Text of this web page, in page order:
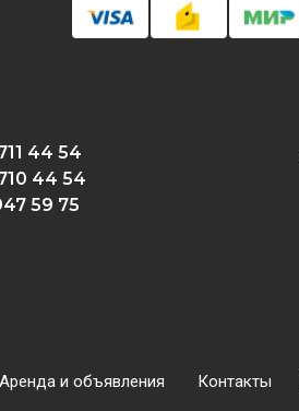
44 54
44 54
59 75
Аренда и объявления Контакты